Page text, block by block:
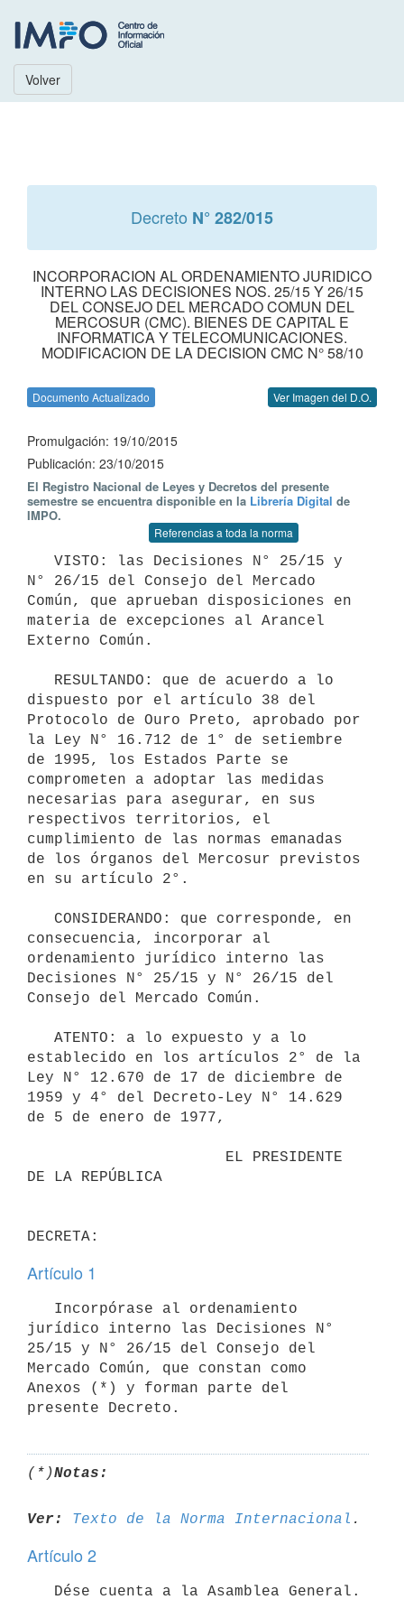
Volver
Decreto N° 282/015
INCORPORACION AL ORDENAMIENTO JURIDICO
INTERNO LAS DECISIONES NOS. 25/15 Y 26/15
DEL CONSEJO DEL MERCADO COMUN DEL
MERCOSUR (CMC). BIENES DE CAPITAL E
INFORMATICA Y TELECOMUNICACIONES.
MODIFICACION DE LA DECISION CMC N° 58/10
Documento Actualizado Ver Imagen del D.O.
Promulgación: 19/10/2015
Publicación: 23/10/2015
El Registro Nacional de Leyes y Decretos del presente
semestre se encuentra disponible en la Librería Digital de
IMPO.
Referencias a toda la norma
N° 26/15 del Consejo del Mercado
Común, que aprueban disposiciones en
materia de excepciones al Arancel
Externo Común.
dispuesto por el artículo 38 del
Protocolo de Ouro Preto, aprobado por
la Ley N° 16.712 de 1° de setiembre
de 1995, los Estados Parte se
comprometen a adoptar las medidas
necesarias para asegurar, en sus
respectivos territorios, el
cumplimiento de las normas emanadas
de los órganos del Mercosur previstos
en su artículo 2°.
consecuencia, incorporar al
ordenamiento jurídico interno las
Decisiones N° 25/15 y N° 26/15 del
Consejo del Mercado Común.
establecido en los artículos 2° de la
Ley N° 12.670 de 17 de diciembre de
1959 y 4° del Decreto-Ley N° 14.629
de 5 de enero de 1977,
DE LA REPÚBLICA
DECRETA:
Artículo 1
jurídico interno las Decisiones N°
25/15 y N° 26/15 del Consejo del
Mercado Común, que constan como
Anexos (*) y forman parte del
presente Decreto.
(*)Notas:
Ver: Texto de la Norma Internacional
Artículo 2